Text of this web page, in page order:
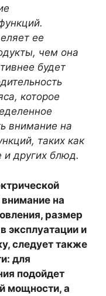
ее
чем она
будет
которое
внимание на
таких как
и других блюд.
на
размер
эксплуатации и
следует также
для
подойдет
мощности, а